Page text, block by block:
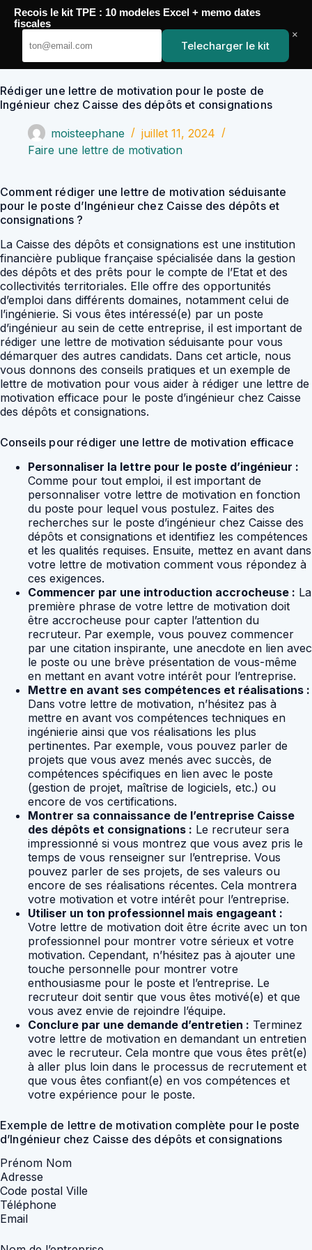
Passer
contenu
YoupiJobs
Rédiger une lettre de motivation pour le poste de
Ingénieur chez Caisse des dépôts et consignations
moisteephane
juillet 11, 2024
Faire une lettre de motivation
Comment rédiger une lettre de motivation séduisante
pour le poste d’Ingénieur chez Caisse des dépôts et
consignations ?
La Caisse des dépôts et consignations est une institution
financière publique française spécialisée dans la gestion
des dépôts et des prêts pour le compte de l’Etat et des
collectivités territoriales. Elle offre des opportunités
d’emploi dans différents domaines, notamment celui de
l’ingénierie. Si vous êtes intéressé(e) par un poste
d’ingénieur au sein de cette entreprise, il est important de
rédiger une lettre de motivation séduisante pour vous
démarquer des autres candidats. Dans cet article, nous
vous donnons des conseils pratiques et un exemple de
lettre de motivation pour vous aider à rédiger une lettre de
motivation efficace pour le poste d’ingénieur chez Caisse
des dépôts et consignations.
Conseils pour rédiger une lettre de motivation efficace
Personnaliser la lettre pour le poste d’ingénieur :
Comme pour tout emploi, il est important de
personnaliser votre lettre de motivation en fonction
du poste pour lequel vous postulez. Faites des
recherches sur le poste d’ingénieur chez Caisse des
dépôts et consignations et identifiez les compétences
et les qualités requises. Ensuite, mettez en avant dans
votre lettre de motivation comment vous répondez à
ces exigences.
Commencer par une introduction accrocheuse : La
première phrase de votre lettre de motivation doit
être accrocheuse pour capter l’attention du
recruteur. Par exemple, vous pouvez commencer
par une citation inspirante, une anecdote en lien avec
le poste ou une brève présentation de vous-même
en mettant en avant votre intérêt pour l’entreprise.
Mettre en avant ses compétences et réalisations :
Dans votre lettre de motivation, n’hésitez pas à
mettre en avant vos compétences techniques en
ingénierie ainsi que vos réalisations les plus
pertinentes. Par exemple, vous pouvez parler de
projets que vous avez menés avec succès, de
compétences spécifiques en lien avec le poste
(gestion de projet, maîtrise de logiciels, etc.) ou
encore de vos certifications.
Montrer sa connaissance de l’entreprise Caisse
des dépôts et consignations : Le recruteur sera
impressionné si vous montrez que vous avez pris le
temps de vous renseigner sur l’entreprise. Vous
pouvez parler de ses projets, de ses valeurs ou
encore de ses réalisations récentes. Cela montrera
votre motivation et votre intérêt pour l’entreprise.
Utiliser un ton professionnel mais engageant :
Votre lettre de motivation doit être écrite avec un ton
professionnel pour montrer votre sérieux et votre
motivation. Cependant, n’hésitez pas à ajouter une
touche personnelle pour montrer votre
enthousiasme pour le poste et l’entreprise. Le
recruteur doit sentir que vous êtes motivé(e) et que
vous avez envie de rejoindre l’équipe.
Conclure par une demande d’entretien : Terminez
votre lettre de motivation en demandant un entretien
avec le recruteur. Cela montre que vous êtes prêt(e)
à aller plus loin dans le processus de recrutement et
que vous êtes confiant(e) en vos compétences et
votre expérience pour le poste.
Exemple de lettre de motivation complète pour le poste
d’Ingénieur chez Caisse des dépôts et consignations
Prénom Nom
Adresse
Code postal Ville
Téléphone
Email
Recois le kit TPE : 10 modeles Excel + memo dates
fiscales
Telecharger le kit
×